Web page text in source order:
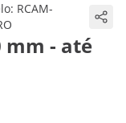
RCAM-
mm - até